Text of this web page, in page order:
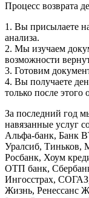
Процесс возврата
1. Вы присылаете
анализа.
2. Мы изучаем
возможности
3. Готовим
4. Вы получаете
только после этого
За последний год
навязанные услуг
Альфа-банк, Банк
Уралсиб, Тиньков,
Росбанк, Хоум
ОТП банк,
Ингосстрах,
Жизнь, Ренессанс